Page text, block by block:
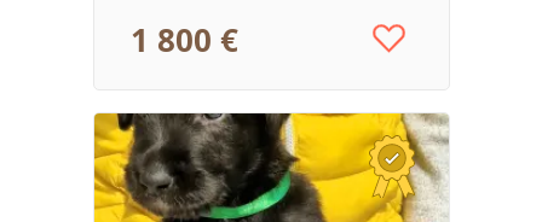
1 800 €